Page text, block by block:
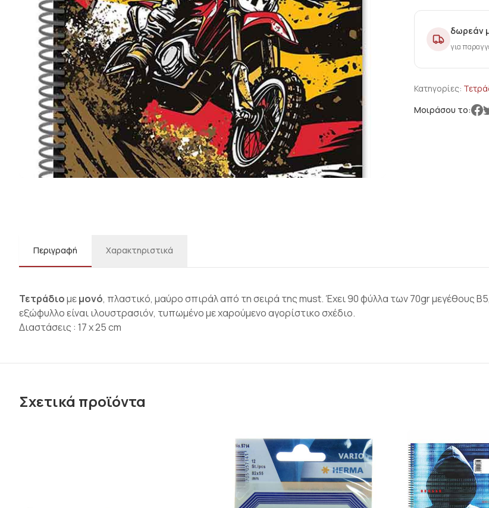
δωρεάν
για
Κατηγορίες:
Μοιράσου το:
Περιγραφή Χαρακτηριστικά
Τετράδιομεμονό, πλαστικό, μαύρο σπιράλ από τη σειρά της must. Έχει 90 φύλλα των 70gr μεγέθους
εξώφυλλο είναι ιλουστρασιόν, τυπωμένο με χαρούμενο αγορίστικο σχέδιο.
Διαστάσεις : 17 x 25 cm
Σχετικά προϊόντα